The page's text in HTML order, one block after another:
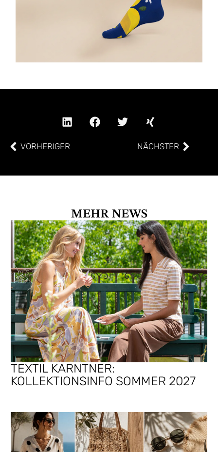
VORHERIGER NÄCHSTER
MEHR NEWS
TEXTIL KARNTNER:
KOLLEKTIONSINFO SOMMER 2027